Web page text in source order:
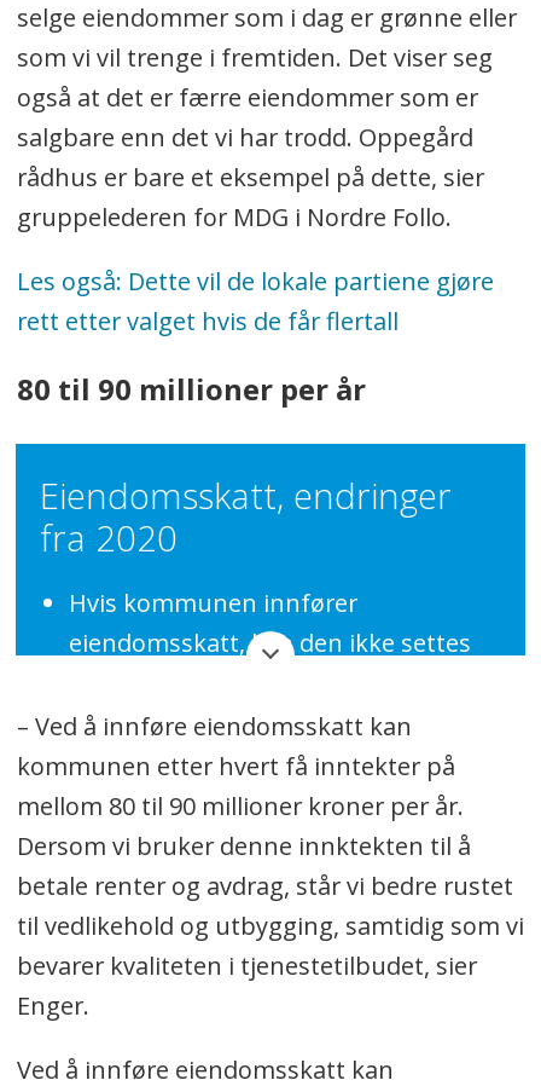
selge eiendommer som i dag er grønne eller
som vi vil trenge i fremtiden. Det viser seg
også at det er færre eiendommer som er
salgbare enn det vi har trodd. Oppegård
rådhus er bare et eksempel på dette, sier
gruppelederen for MDG i Nordre Follo.
Les også: Dette vil de lokale partiene gjøre
rett etter valget hvis de får flertall
80 til 90 millioner per år
Eiendomsskatt, endringer
fra 2020
Hvis kommunen innfører
eiendomsskatt, kan den ikke settes
størrelsen på skattesatsen) det første
året (1 krone per 1.000 i verdi).
Økningen kan ikke være mer enn 2
promille året etter, men den kan
likevel være på 3 promille hvis det
samme år ble innført et bunnfradrag.
Fra 2020 har maksimal promillesats
blitt satt ned fra 7 til 5 promille
Fra 2021 er det foreslått at
– Ved å innføre eiendomsskatt kan
kommunen etter hvert få inntekter på
mellom 80 til 90 millioner kroner per år.
Dersom vi bruker denne innktekten til å
betale renter og avdrag, står vi bedre rustet
til vedlikehold og utbygging, samtidig som vi
bevarer kvaliteten i tjenestetilbudet, sier
Enger.
Ved å innføre eiendomsskatt kan